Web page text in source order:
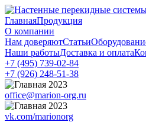
ГлавнаяПродукция
О компании
Нам доверяютСтатьи
Наши работыДоставка и оплата
+7 (495) 739-02-84
+7 (926) 248-51-38
office@marion-org.ru
vk.com/marionorg